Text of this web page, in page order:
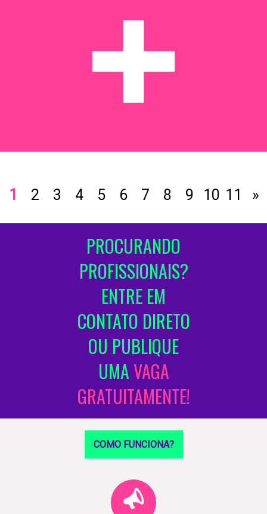
1 2 3 4 5 6 7 8 9 10 11 »
PROCURANDO
PROFISSIONAIS?
ENTRE EM
CONTATO DIRETO
OU PUBLIQUE
UMAVAGA
GRATUITAMENTE!
COMO FUNCIONA?